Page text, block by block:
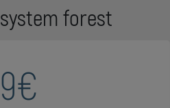
forest